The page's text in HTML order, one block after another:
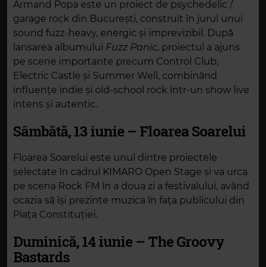
Armand Popa este un proiect de psychedelic /
garage rock din București, construit în jurul unui
sound fuzz-heavy, energic și imprevizibil. După
lansarea albumului Fuzz Panic, proiectul a ajuns
pe scene importante precum Control Club,
Electric Castle și Summer Well, combinând
influențe indie și old-school rock într-un show live
intens și autentic.
Sâmbătă, 13 iunie – Floarea Soarelui
Floarea Soarelui este unul dintre proiectele
selectate în cadrul KIMARO Open Stage și va urca
pe scena Rock FM în a doua zi a festivalului, având
ocazia să își prezinte muzica în fața publicului din
Piața Constituției.
Duminică, 14 iunie – The Groovy
Bastards